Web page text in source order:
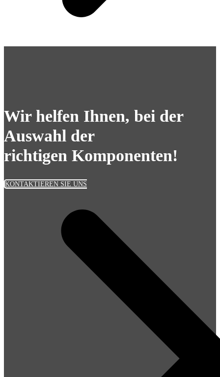
Wir helfen Ihnen, bei der
Auswahl der
richtigen Komponenten!
KONTAKTIEREN SIE UNS